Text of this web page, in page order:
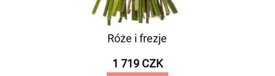
Róże i frezje
1 719 CZK